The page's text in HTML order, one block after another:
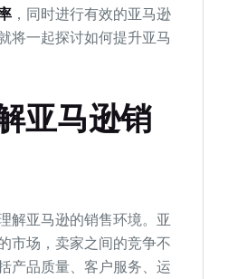
，同时进行有效的亚马逊
将一起探讨如何提升亚马
亚马逊销
解亚马逊的销售环境。亚
市场，卖家之间的竞争不
产品质量、客户服务、运